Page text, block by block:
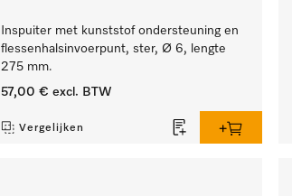
Inspuiter met kunststof ondersteuning en
flessenhalsinvoerpunt, ster, Ø 6, lengte
275 mm.
57,00 € excl. BTW
Vergelijken